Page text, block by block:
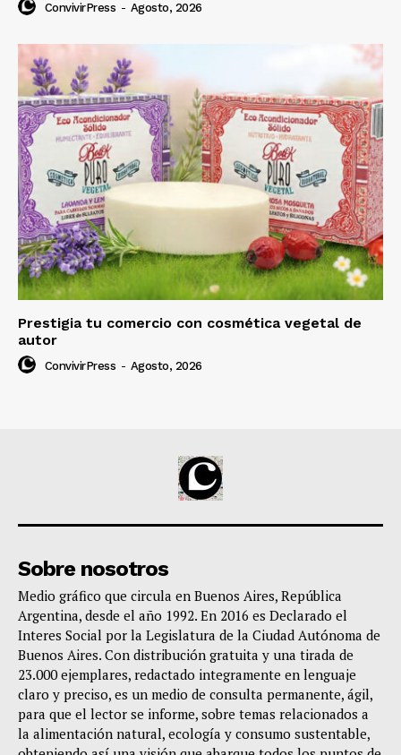
ConvivirPress - Agosto, 2026
Prestigia tu comercio con cosmética vegetal de
autor
ConvivirPress - Agosto, 2026
Sobre nosotros
Medio gráfico que circula en Buenos Aires, República
Argentina, desde el año 1992. En 2016 es Declarado el
Interes Social por la Legislatura de la Ciudad Autónoma de
Buenos Aires. Con distribución gratuita y una tirada de
23.000 ejemplares, redactado integramente en lenguaje
claro y preciso, es un medio de consulta permanente, ágil,
para que el lector se informe, sobre temas relacionados a
la alimentación natural, ecología y consumo sustentable,